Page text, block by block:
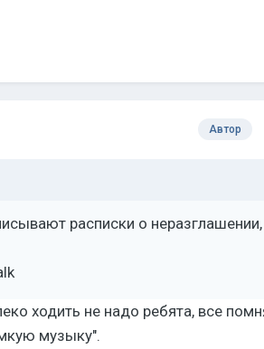
Автор
расписки о
ходить не надо ребята, все
музыку".